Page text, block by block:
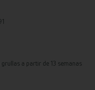
a partir de 13 semanas